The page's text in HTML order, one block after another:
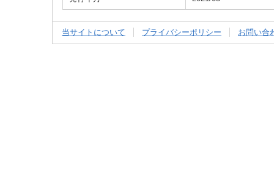
当サイトについて プライバシーポリシー お問い合